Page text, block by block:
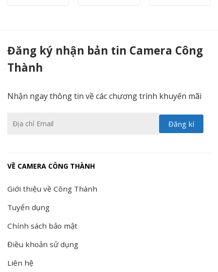
Đăng ký nhận bản tin Camera Công
Thành
Nhận ngay thông tin về các chương trình khuyến mãi
VỀ CAMERA CÔNG THÀNH
Giới thiệu về Công Thành
Tuyển dụng
Chính sách bảo mật
Điều khoản sử dụng
Liên hệ